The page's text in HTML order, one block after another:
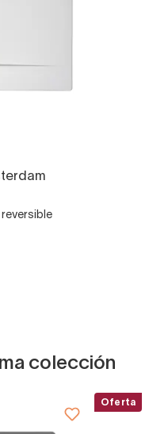
colección
Oferta